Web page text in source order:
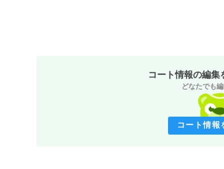
コート情報の編集
どなたでも
コート情報